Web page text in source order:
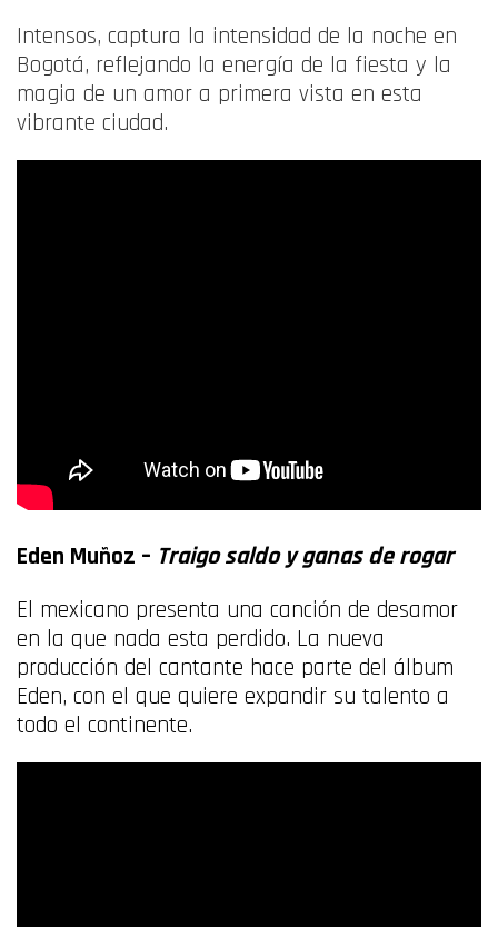
Intensos, captura la intensidad de la noche en
Bogotá, reflejando la energía de la fiesta y la
magia de un amor a primera vista en esta
vibrante ciudad.
Eden Muñoz – Traigo saldo y ganas de rogar
El mexicano presenta una canción de desamor
en la que nada esta perdido. La nueva
producción del cantante hace parte del álbum
Eden, con el que quiere expandir su talento a
todo el continente.